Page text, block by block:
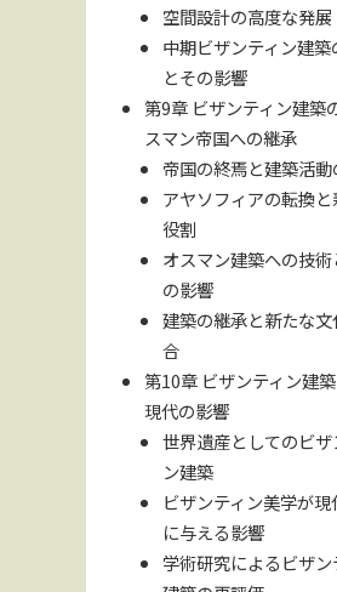
空間設計の高度な発展
中期ビザンティン建築
とその影響
第9章 ビザンティン建築
スマン帝国への継承
帝国の終焉と建築活
アヤソフィアの転換と
役割
オスマン建築への技
の影響
建築の継承と新たな
合
第10章 ビザンティン建
現代の影響
世界遺産としてのビザ
ン建築
ビザンティン美学が現
に与える影響
学術研究によるビザン